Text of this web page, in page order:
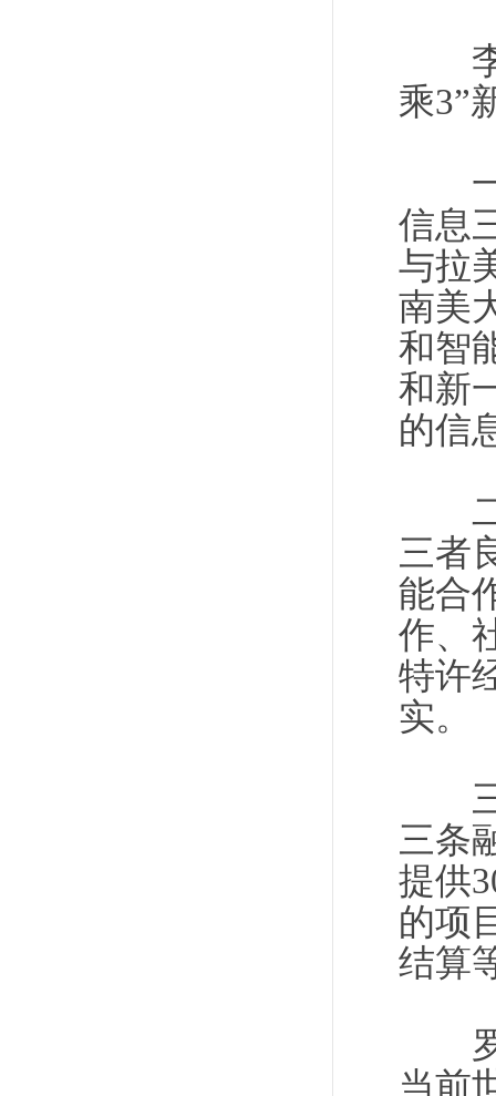
李
乘3”
一
信息
与拉
南美
和智
和新
的信
二
三者
能合
作、
特许
实。
三
三条
提供
的项
结算
罗
当前